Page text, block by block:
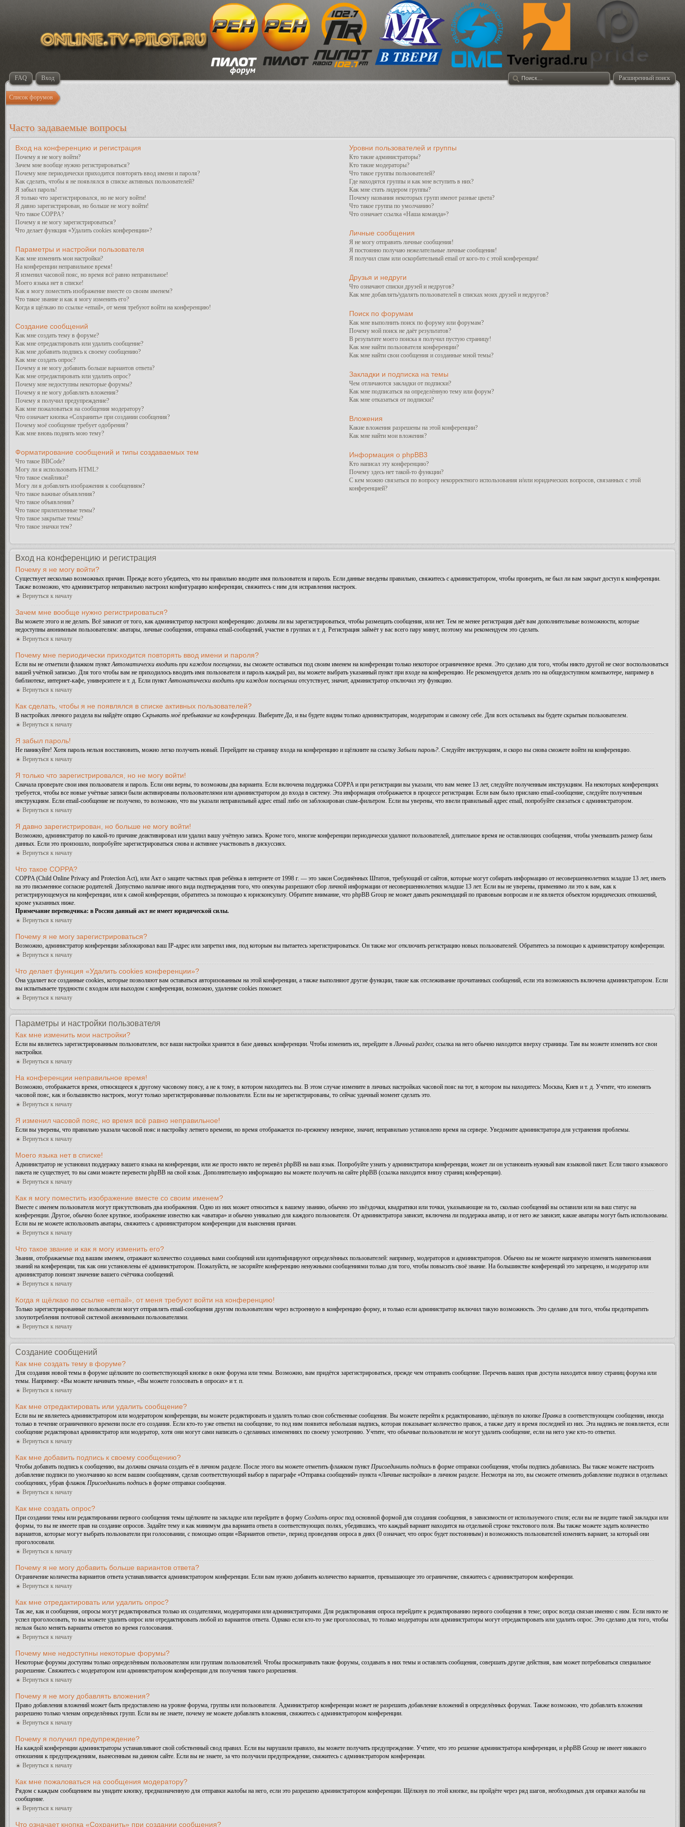
Расширенный поиск
FAQ Вход
Список форумов
Часто задаваемые вопросы
Вход на конференцию и регистрация
Почему я не могу войти?
Зачем мне вообще нужно регистрироваться?
Почему мне периодически приходится повторять ввод имени и пароля?
Как сделать, чтобы я не появлялся в списке активных пользователей?
Я забыл пароль!
Я только что зарегистрировался, но не могу войти!
Я давно зарегистрирован, но больше не могу войти!
Что такое COPPA?
Почему я не могу зарегистрироваться?
Что делает функция «Удалить cookies конференции»?
Параметры и настройки пользователя
Как мне изменить мои настройки?
На конференции неправильное время!
Я изменил часовой пояс, но время всё равно неправильное!
Моего языка нет в списке!
Как я могу поместить изображение вместе со своим именем?
Что такое звание и как я могу изменить его?
Когда я щёлкаю по ссылке «email», от меня требуют войти на конференцию!
Создание сообщений
Как мне создать тему в форуме?
Как мне отредактировать или удалить сообщение?
Как мне добавить подпись к своему сообщению?
Как мне создать опрос?
Почему я не могу добавить больше вариантов ответа?
Как мне отредактировать или удалить опрос?
Почему мне недоступны некоторые форумы?
Почему я не могу добавлять вложения?
Почему я получил предупреждение?
Как мне пожаловаться на сообщения модератору?
Что означает кнопка «Сохранить» при создании сообщения?
Почему моё сообщение требует одобрения?
Как мне вновь поднять мою тему?
Форматирование сообщений и типы создаваемых тем
Что такое BBCode?
Могу ли я использовать HTML?
Что такое смайлики?
Могу ли я добавлять изображения к сообщениям?
Что такое важные объявления?
Что такое объявления?
Что такое прилепленные темы?
Что такое закрытые темы?
Что такое значки тем?
Уровни пользователей и группы
Кто такие администраторы?
Кто такие модераторы?
Что такое группы пользователей?
Где находятся группы и как мне вступить в них?
Как мне стать лидером группы?
Почему названия некоторых групп имеют разные цвета?
Что такое группа по умолчанию?
Что означает ссылка «Наша команда»?
Личные сообщения
Я не могу отправить личные сообщения!
Я постоянно получаю нежелательные личные сообщения!
Я получил спам или оскорбительный email от кого-то с этой конференции!
Друзья и недруги
Что означают списки друзей и недругов?
Как мне добавлять/удалять пользователей в списках моих друзей и недругов?
Поиск по форумам
Как мне выполнить поиск по форуму или форумам?
Почему мой поиск не даёт результатов?
В результате моего поиска я получил пустую страницу!
Как мне найти пользователя конференции?
Как мне найти свои сообщения и созданные мной темы?
Закладки и подписка на темы
Чем отличаются закладки от подписки?
Как мне подписаться на определённую тему или форум?
Как мне отказаться от подписки?
Вложения
Какие вложения разрешены на этой конференции?
Как мне найти мои вложения?
Информация о phpBB3
Кто написал эту конференцию?
Почему здесь нет такой-то функции?
С кем можно связаться по вопросу некорректного использования и/или юридических вопросов, связанных с этой
конференцией?
Вход на конференцию и регистрация
Почему я не могу войти?
Существует несколько возможных причин. Прежде всего убедитесь, что вы правильно вводите имя пользователя и пароль. Если данные введены правильно, свяжитесь с администратором, чтобы проверить, не был ли вам закрыт доступ к конференции.
Также возможно, что администратор неправильно настроил конфигурацию конференции, свяжитесь с ним для исправления настроек.
Вернуться к началу
Зачем мне вообще нужно регистрироваться?
Вы можете этого и не делать. Всё зависит от того, как администратор настроил конференцию: должны ли вы зарегистрироваться, чтобы размещать сообщения, или нет. Тем не менее регистрация даёт вам дополнительные возможности, которые
недоступны анонимным пользователям: аватары, личные сообщения, отправка email-сообщений, участие в группах и т. д. Регистрация займёт у вас всего пару минут, поэтому мы рекомендуем это сделать.
Вернуться к началу
Почему мне периодически приходится повторять ввод имени и пароля?
Если вы не отметили флажком пунктАвтоматически входить при каждом посещении, вы сможете оставаться под своим именем на конференции только некоторое ограниченное время. Это сделано для того, чтобы никто другой не смог воспользоваться
вашей учётной записью. Для того чтобы вам не приходилось вводить имя пользователя и пароль каждый раз, вы можете выбрать указанный пункт при входе на конференцию. Не рекомендуется делать это на общедоступном компьютере, например в
библиотеке, интернет-кафе, университете и т. д. Если пунктАвтоматически входить при каждом посещении отсутствует, значит, администратор отключил эту функцию.
Вернуться к началу
Как сделать, чтобы я не появлялся в списке активных пользователей?
В настройках личного раздела вы найдёте опцию Скрывать моё пребывание на конференции. ВыберитеДа, и вы будете видны только администраторам, модераторам и самому себе. Для всех остальных вы будете скрытым пользователем.
Вернуться к началу
Я забыл пароль!
Не паникуйте! Хотя пароль нельзя восстановить, можно легко получить новый. Перейдите на страницу входа на конференцию и щёлкните на ссылку Забыли пароль?. Следуйте инструкциям, и скоро вы снова сможете войти на конференцию.
Вернуться к началу
Я только что зарегистрировался, но не могу войти!
Сначала проверьте свои имя пользователя и пароль. Если они верны, то возможны два варианта. Если включена поддержка COPPA и при регистрации вы указали, что вам менее 13 лет, следуйте полученным инструкциям. На некоторых конференциях
требуется, чтобы все новые учётные записи были активированы пользователями или администратором до входа в систему. Эта информация отображается в процессе регистрации. Если вам было прислано email-сообщение, следуйте полученным
инструкциям. Если email-сообщение не получено, то возможно, что вы указали неправильный адрес email либо он заблокирован спам-фильтром. Если вы уверены, что ввели правильный адрес email, попробуйте связаться с администратором.
Вернуться к началу
Я давно зарегистрирован, но больше не могу войти!
Возможно, администратор по какой-то причине деактивировал или удалил вашу учётную запись. Кроме того, многие конференции периодически удаляют пользователей, длительное время не оставляющих сообщения, чтобы уменьшить размер базы
данных. Если это произошло, попробуйте зарегистрироваться снова и активнее участвовать в дискуссиях.
Вернуться к началу
Что такое COPPA?
COPPA (Child Online Privacy and Protection Act), или Акт о защите частных прав ребёнка в интернете от 1998 г. — это закон Соединённых Штатов, требующий от сайтов, которые могут собирать информацию от несовершеннолетних младше 13 лет, иметь
на это письменное согласие родителей. Допустимо наличие иного вида подтверждения того, что опекуны разрешают сбор личной информации от несовершеннолетних младше 13 лет. Если вы не уверены, применимо ли это к вам, как к
регистрирующемуся на конференции, или к самой конференции, обратитесь за помощью к юрисконсульту. Обратите внимание, что phpBB Group не может давать рекомендаций по правовым вопросам и не является объектом юридических отношений,
кроме указанных ниже.
Примечание переводчика: в России данный акт не имеет юридической силы.
Вернуться к началу
Почему я не могу зарегистрироваться?
Возможно, администратор конференции заблокировал ваш IP-адрес или запретил имя, под которым вы пытаетесь зарегистрироваться. Он также мог отключить регистрацию новых пользователей. Обратитесь за помощью к администратору конференции.
Вернуться к началу
Что делает функция «Удалить cookies конференции»?
Она удаляет все созданные cookies, которые позволяют вам оставаться авторизованным на этой конференции, а также выполняют другие функции, такие как отслеживание прочитанных сообщений, если эта возможность включена администратором. Если
вы испытываете трудности с входом или выходом с конференции, возможно, удаление cookies поможет.
Вернуться к началу
Параметры и настройки пользователя
Как мне изменить мои настройки?
Если вы являетесь зарегистрированным пользователем, все ваши настройки хранятся в базе данных конференции. Чтобы изменить их, перейдите вЛичный раздел; ссылка на него обычно находится вверху страницы. Там вы можете изменить все свои
настройки.
Вернуться к началу
На конференции неправильное время!
Возможно, отображается время, относящееся к другому часовому поясу, а не к тому, в котором находитесь вы. В этом случае измените в личных настройках часовой пояс на тот, в котором вы находитесь: Москва, Киев и т. д. Учтите, что изменять
часовой пояс, как и большинство настроек, могут только зарегистрированные пользователи. Если вы не зарегистрированы, то сейчас удачный момент сделать это.
Вернуться к началу
Я изменил часовой пояс, но время всё равно неправильное!
Если вы уверены, что правильно указали часовой пояс и настройку летнего времени, но время отображается по-прежнему неверное, значит, неправильно установлено время на сервере. Уведомите администратора для устранения проблемы.
Вернуться к началу
Моего языка нет в списке!
Администратор не установил поддержку вашего языка на конференции, или же просто никто не перевёл phpBB на ваш язык. Попробуйте узнать у администратора конференции, может ли он установить нужный вам языковой пакет. Если такого языкового
пакета не существует, то вы сами можете перевести phpBB на свой язык. Дополнительную информацию вы можете получить на сайте phpBB (ссылка находится внизу страниц конференции).
Вернуться к началу
Как я могу поместить изображение вместе со своим именем?
Вместе с именем пользователя могут присутствовать два изображения. Одно из них может относиться к вашему званию, обычно это звёздочки, квадратики или точки, указывающие на то, сколько сообщений вы оставили или на ваш статус на
конференции. Другое, обычно более крупное, изображение известно как «аватара» и обычно уникально для каждого пользователя. От администратора зависит, включена ли поддержка аватар, и от него же зависит, какие аватары могут быть использованы.
Если вы не можете использовать аватары, свяжитесь с администратором конференции для выяснения причин.
Вернуться к началу
Что такое звание и как я могу изменить его?
Звания, отображаемые под вашим именем, отражают количество созданных вами сообщений или идентифицируют определённых пользователей: например, модераторов и администраторов. Обычно вы не можете напрямую изменять наименования
званий на конференции, так как они установлены её администратором. Пожалуйста, не засоряйте конференцию ненужными сообщениями только для того, чтобы повысить своё звание. На большинстве конференций это запрещено, и модератор или
администратор понизят значение вашего счётчика сообщений.
Вернуться к началу
Когда я щёлкаю по ссылке «email», от меня требуют войти на конференцию!
Только зарегистрированные пользователи могут отправлять email-сообщения другим пользователям через встроенную в конференцию форму, и только если администратор включил такую возможность. Это сделано для того, чтобы предотвратить
злоупотребления почтовой системой анонимными пользователями.
Вернуться к началу
Создание сообщений
Как мне создать тему в форуме?
Для создания новой темы в форуме щёлкните по соответствующей кнопке в окне форума или темы. Возможно, вам придётся зарегистрироваться, прежде чем отправить сообщение. Перечень ваших прав доступа находится внизу страниц форума или
темы. Например: «Вы можете начинать темы», «Вы можете голосовать в опросах» и т. п.
Вернуться к началу
Как мне отредактировать или удалить сообщение?
Если вы не являетесь администратором или модератором конференции, вы можете редактировать и удалять только свои собственные сообщения. Вы можете перейти к редактированию, щёлкнув по кнопке Правка в соответствующем сообщении, иногда
только в течение ограниченного времени после его создания. Если кто-то уже ответил на сообщение, то под ним появится небольшая надпись, которая показывает количество правок, а также дату и время последней из них. Эта надпись не появляется, если
сообщение редактировал администратор или модератор, хотя они могут сами написать о сделанных изменениях по своему усмотрению. Учтите, что обычные пользователи не могут удалить сообщение, если на него уже кто-то ответил.
Вернуться к началу
Как мне добавить подпись к своему сообщению?
Чтобы добавить подпись к сообщению, вы должны сначала создать её в личном разделе. После этого вы можете отметить флажком пункт Присоединить подпись в форме отправки сообщения, чтобы подпись добавилась. Вы также можете настроить
добавление подписи по умолчанию ко всем вашим сообщениям, сделав соответствующий выбор в параграфе «Отправка сообщений» пункта «Личные настройки» в личном разделе. Несмотря на это, вы сможете отменить добавление подписи в отдельных
сообщениях, убрав флажок Присоединить подпись в форме отправки сообщения.
Вернуться к началу
Как мне создать опрос?
При создании темы или редактировании первого сообщения темы щёлкните на закладке или перейдите в форму Создать опроспод основной формой для создания сообщения, в зависимости от используемого стиля; если вы не видите такой закладки или
формы, то вы не имеете прав на создание опросов. Задайте тему и как минимум два варианта ответа в соответствующих полях, убедившись, что каждый вариант находится на отдельной строке текстового поля. Вы также можете задать количество
вариантов, которые могут выбрать пользователи при голосовании, с помощью опции «Вариантов ответа», период проведения опроса в днях (0 означает, что опрос будет постоянным) и возможность пользователей изменять вариант, за который они
проголосовали.
Вернуться к началу
Почему я не могу добавить больше вариантов ответа?
Ограничение количества вариантов ответа устанавливается администратором конференции. Если вам нужно добавить количество вариантов, превышающее это ограничение, свяжитесь с администратором конференции.
Вернуться к началу
Как мне отредактировать или удалить опрос?
Так же, как и сообщения, опросы могут редактироваться только их создателями, модераторами или администраторами. Для редактирования опроса перейдите к редактированию первого сообщения в теме; опрос всегда связан именно с ним. Если никто не
успел проголосовать, то вы можете удалить опрос или отредактировать любой из вариантов ответа. Однако если кто-то уже проголосовал, то только модераторы или администраторы могут отредактировать или удалить опрос. Это сделано для того, чтобы
нельзя было менять варианты ответов во время голосования.
Вернуться к началу
Почему мне недоступны некоторые форумы?
Некоторые форумы доступны только определённым пользователям или группам пользователей. Чтобы просматривать такие форумы, создавать в них темы и оставлять сообщения, совершать другие действия, вам может потребоваться специальное
разрешение. Свяжитесь с модератором или администратором конференции для получения такого разрешения.
Вернуться к началу
Почему я не могу добавлять вложения?
Право добавления вложений может быть предоставлено на уровне форума, группы или пользователя. Администратор конференции может не разрешить добавление вложений в определённых форумах. Также возможно, что добавлять вложения
разрешено только членам определённых групп. Если вы не знаете, почему не можете добавлять вложения, свяжитесь с администратором конференции.
Вернуться к началу
Почему я получил предупреждение?
На каждой конференции администраторы устанавливают свой собственный свод правил. Если вы нарушили правило, вы можете получить предупреждение. Учтите, что это решение администратора конференции, и phpBB Group не имеет никакого
отношения к предупреждениям, вынесенным на данном сайте. Если вы не знаете, за что получили предупреждение, свяжитесь с администратором конференции.
Вернуться к началу
Как мне пожаловаться на сообщения модератору?
Рядом с каждым сообщением вы увидите кнопку, предназначенную для отправки жалобы на него, если это разрешено администратором конференции. Щёлкнув по этой кнопке, вы пройдёте через ряд шагов, необходимых для оправки жалобы на
сообщение.
Вернуться к началу
Что означает кнопка «Сохранить» при создании сообщения?